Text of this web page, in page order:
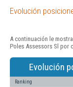
Evolución
A continuación le
Poles Assessors Sl por
Evolución
Ranking